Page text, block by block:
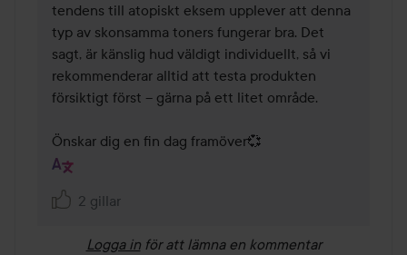
tendens till atopiskt eksem upplever att denna
typ av skonsamma toners fungerar bra. Det
sagt, är känslig hud väldigt individuellt, så vi
rekommenderar alltid att testa produkten
försiktigt först – gärna på ett litet område.
Önskar dig en fin dag framöver💞
2 gillar
Logga in för att lämna en kommentar